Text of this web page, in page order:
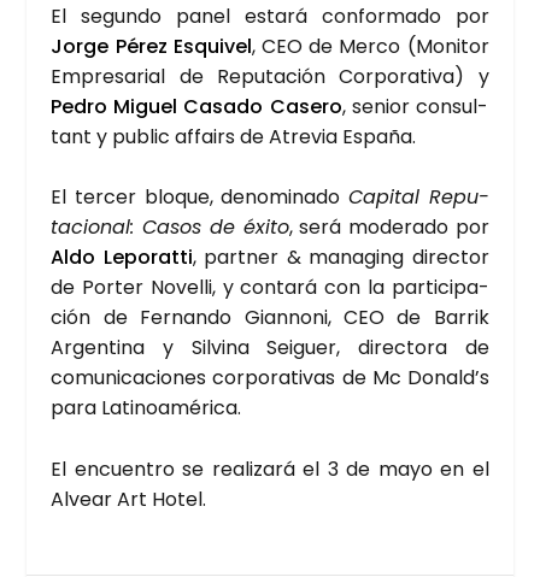
El segun­do panel esta­rá con­for­ma­do por
Jor­ge Pérez Esqui­vel, CEO de Mer­co (Moni­tor
Empre­sa­rial de Repu­tación Cor­po­ra­ti­va) y
Pedro Miguel Casa­do Case­ro, senior con­sul­
tant y public affairs de Atre­via Espa­ña.
El ter­cer blo­que, deno­mi­na­do Capi­tal Repu­
tacio­nal: Casos de éxi­to, será mode­ra­do por
Aldo Lepo­rat­ti, part­ner & mana­ging direc­tor
de Por­ter Nove­lli, y con­ta­rá con la par­ti­ci­pa­
ción de Fer­nan­do Gian­no­ni, CEO de Barrik
Argen­ti­na y Sil­vi­na Sei­guer, direc­to­ra de
comu­ni­ca­cio­nes cor­po­ra­ti­vas de Mc Donald’s
para Lati­noa­mé­ri­ca.
El encuen­tro se rea­li­za­rá el 3 de mayo en el
Alvear Art Hotel.